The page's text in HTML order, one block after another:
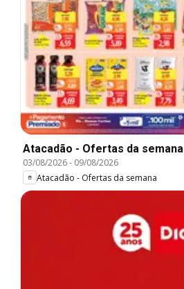
Atacadão - Ofertas da semana
03/08/2026- 09/08/2026
Atacadão - Ofertas da semana